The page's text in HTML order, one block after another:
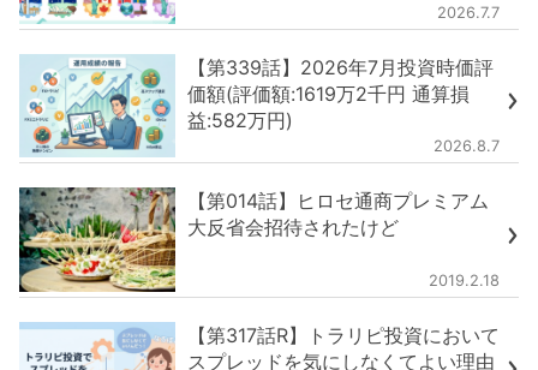
2026.7.7
【第339話】2026年7月投資時価評
価額(評価額:1619万2千円 通算損
益:582万円)
2026.8.7
【第014話】ヒロセ通商プレミアム
大反省会招待されたけど
2019.2.18
【第317話R】トラリピ投資において
スプレッドを気にしなくてよい理由